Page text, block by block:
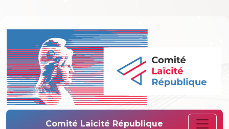
Comité Laïcité
Comité Laicité République